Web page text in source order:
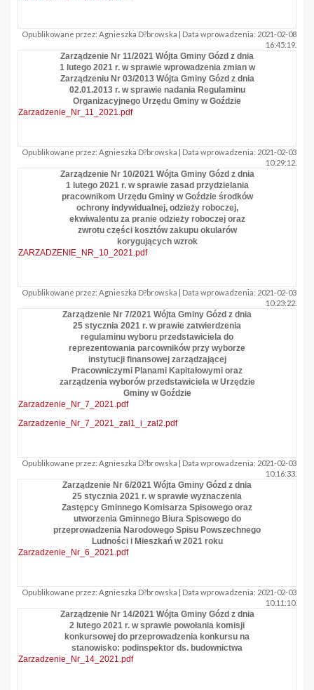
Opublikowane przez: Agnieszka D?browska | Data wprowadzenia: 2021-02-08
16:45:19.
Zarządzenie Nr 11/2021 Wójta Gminy Gózd z dnia
1 lutego 2021 r. w sprawie wprowadzenia zmian w
Zarządzeniu Nr 03/2013 Wójta Gminy Gózd z dnia
02.01.2013 r. w sprawie nadania Regulaminu
Organizacyjnego Urzędu Gminy w Goździe
Zarzadzenie_Nr_11_2021.pdf
Opublikowane przez: Agnieszka D?browska | Data wprowadzenia: 2021-02-03
10:29:12.
Zarządzenie Nr 10/2021 Wójta Gminy Gózd z dnia
1 lutego 2021 r. w sprawie zasad przydzielania
pracownikom Urzędu Gminy w Goździe środków
ochrony indywidualnej, odzieży roboczej,
ekwiwalentu za pranie odzieży roboczej oraz
zwrotu części kosztów zakupu okularów
korygujących wzrok
ZARZADZENIE_NR_10_2021.pdf
Opublikowane przez: Agnieszka D?browska | Data wprowadzenia: 2021-02-03
10:23:22.
Zarządzenie Nr 7/2021 Wójta Gminy Gózd z dnia
25 stycznia 2021 r. w prawie zatwierdzenia
regulaminu wyboru przedstawiciela do
reprezentowania parcowników przy wyborze
instytucji finansowej zarządzającej
Pracowniczymi Planami Kapitałowymi oraz
zarządzenia wyborów przedstawiciela w Urzędzie
Gminy w Goździe
Zarzadzenie_Nr_7_2021.pdf
Zarzadzenie_Nr_7_2021_zal1_i_zal2.pdf
Opublikowane przez: Agnieszka D?browska | Data wprowadzenia: 2021-02-03
10:16:33.
Zarządzenie Nr 6/2021 Wójta Gminy Gózd z dnia
25 stycznia 2021 r. w sprawie wyznaczenia
Zastępcy Gminnego Komisarza Spisowego oraz
utworzenia Gminnego Biura Spisowego do
przeprowadzenia Narodowego Spisu Powszechnego
Ludności i Mieszkań w 2021 roku
Zarzadzenie_Nr_6_2021.pdf
Opublikowane przez: Agnieszka D?browska | Data wprowadzenia: 2021-02-03
10:11:10.
Zarządzenie Nr 14/2021 Wójta Gminy Gózd z dnia
2 lutego 2021 r. w sprawie powołania komisji
konkursowej do przeprowadzenia konkursu na
stanowisko: podinspektor ds. budownictwa
Zarzadzenie_Nr_14_2021.pdf